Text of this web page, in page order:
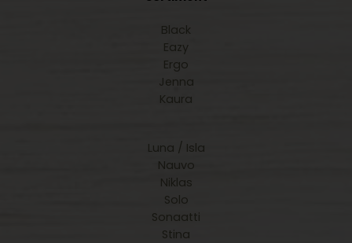
Black
Eazy
Ergo
Jenna
Kaura
Luna / Isla
Nauvo
Niklas
Solo
Sonaatti
Stina